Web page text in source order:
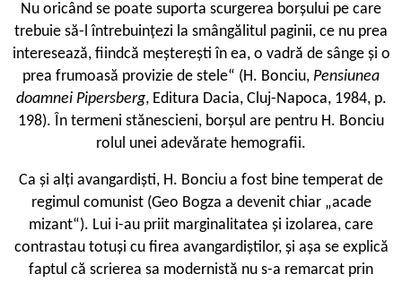
Nu oricând se poate suporta scurgerea borșului pe care
trebuie să-l întrebuințezi la smângălitul paginii, ce nu prea
interesează, fiindcă meșterești în ea, o vadră de sânge și o
prea frumoasă provizie de stele“ (H. Bonciu, Pensiunea
doamnei Pipersberg, Editura Dacia, Cluj-Napoca, 1984, p.
198). În termeni stănescieni, borșul are pentru H. Bonciu
rolul unei adevărate hemografii.
Ca și alți avangardiști, H. Bonciu a fost bine temperat de
regimul comunist (Geo Bogza a devenit chiar „acade
mizant“). Lui i-au priit marginalitatea și izolarea, care
contrastau totuși cu firea avangardiștilor, și așa se explică
faptul că scrierea sa modernistă nu s-a remarcat prin